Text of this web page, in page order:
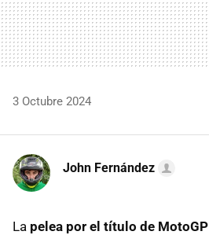
3 Octubre 2024
John Fernández
La pelea por el título de MotoGP